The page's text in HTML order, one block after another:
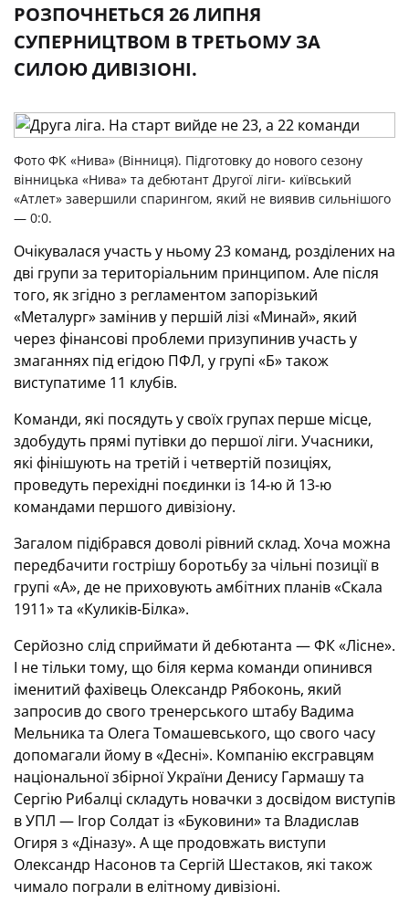
РОЗПОЧНЕТЬСЯ 26 ЛИПНЯ
СУПЕРНИЦТВОМ В ТРЕТЬОМУ ЗА
СИЛОЮ ДИВІЗІОНІ.
Фото ФК «Нива» (Вінниця). Підготовку до нового сезону
вінницька «Нива» та дебютант Другої ліги- київський
«Атлет» завершили спарингом, який не виявив сильнішого
— 0:0.
Очікувалася участь у ньому 23 команд, розділених на
дві групи за територіальним принципом. Але після
того, як згідно з регламентом запорізький
«Металург» замінив у першій лізі «Минай», який
через фінансові проблеми призупинив участь у
змаганнях під егідою ПФЛ, у групі «Б» також
виступатиме 11 клубів.
Команди, які посядуть у своїх групах перше місце,
здобудуть прямі путівки до першої ліги. Учасники,
які фінішують на третій і четвертій позиціях,
проведуть перехідні поєдинки із 14-ю й 13-ю
командами першого дивізіону.
Загалом підібрався доволі рівний склад. Хоча можна
передбачити гострішу боротьбу за чільні позиції в
групі «А», де не приховують амбітних планів «Скала
1911» та «Куликів-Білка».
Серйозно слід сприймати й дебютанта — ФК «Лісне».
І не тільки тому, що біля керма команди опинився
іменитий фахівець Олександр Рябоконь, який
запросив до свого тренерського штабу Вадима
Мельника та Олега Томашевського, що свого часу
допомагали йому в «Десні». Компанію ексгравцям
національної збірної України Денису Гармашу та
Сергію Рибалці складуть новачки з досвідом виступів
в УПЛ — Ігор Солдат із «Буковини» та Владислав
Огиря з «Діназу». А ще продовжать виступи
Олександр Насонов та Сергій Шестаков, які також
чимало пограли в елітному дивізіоні.